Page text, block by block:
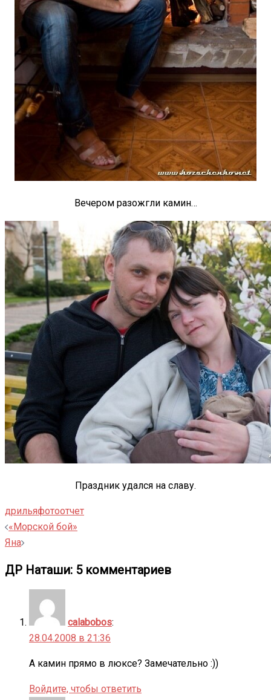
Вечером разожгли камин…
Праздник удался на славу.
дрильяфотоотчет
Навигация
записи
«Морской бой»
Яна
ДР Наташи: 5 комментариев
calabobos:
28.04.2008 в 21:36
А камин прямо в люксе? Замечательно :))
Войдите, чтобы ответить